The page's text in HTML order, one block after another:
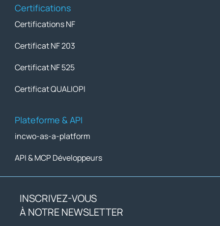
Certifications
Certifications NF
Certificat NF 203
Certificat NF 525
Certificat QUALIOPI
Plateforme & API
incwo-as-a-platform
API & MCP Développeurs
INSCRIVEZ-VOUS
À NOTRE NEWSLETTER